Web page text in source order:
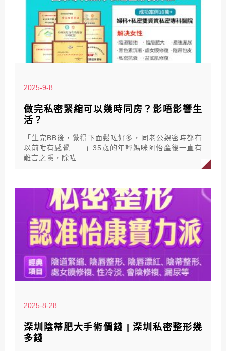
2025-9-8
做完私密緊縮可以幾時同房？影唔影響生
活？
「生完BB後，覺得下面鬆咗好多，同老公親密時都冇
以前咁有感覺……」35歲的年輕媽咪阿怡產後一直有
難言之隱，除咗
2025-8-28
深圳陰蒂肥大手術價錢 | 深圳私密整形幾
多錢